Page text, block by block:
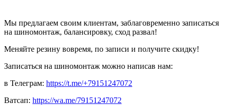
Мы предлагаем своим клиентам, заблаговременно записаться
на шиномонтаж, балансировку, сход развал!
Меняйте резину вовремя, по записи и получите скидку!
Записаться на шиномонтаж можно написав нам:
в Телеграм: https://t.me/+79151247072
Ватсап: https://wa.me/79151247072